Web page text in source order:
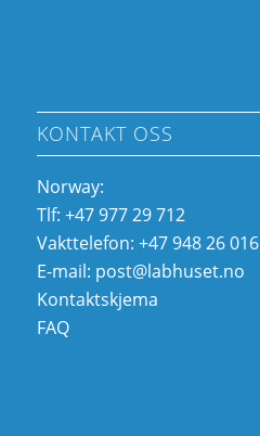
KONTAKT OSS
Norway:
Tlf: +47 977 29 712
Vakttelefon: +47 948 26 016
E-mail: post@labhuset.no
Kontaktskjema
FAQ